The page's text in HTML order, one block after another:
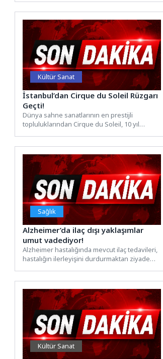
Kültür Sanat
İstanbul’dan Cirque du Soleil Rüzgarı
Geçti!
Dünya sahne sanatlarının en prestijli
topluluklarından Cirque du Soleil, 10 yıl
Sağlık
Alzheimer’da ilaç dışı yaklaşımlar
umut vadediyor!
Alzheimer hastalığında mevcut ilaç tedavileri,
hastalığın ilerleyişini durdurmaktan ziyade
Kültür Sanat